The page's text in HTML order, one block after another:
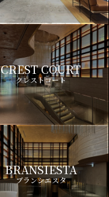
CREST COURT
クレストコート
BRANSIESTA
ブランシエスタ